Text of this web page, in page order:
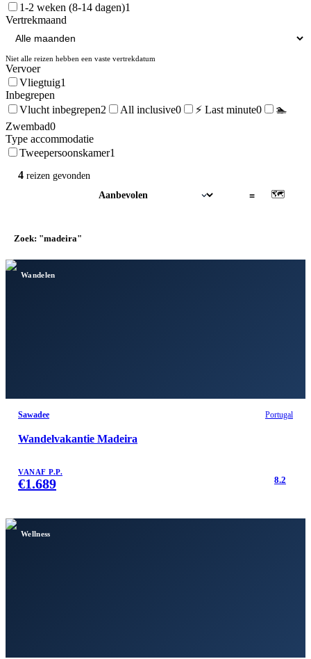
1-2 weken (8-14 dagen)1
Vertrekmaand
Niet alle reizen hebben een vaste vertrekdatum
Vervoer
Vliegtuig1
Inbegrepen
Vlucht inbegrepen2 All inclusive0 ⚡ Last minute0
🏊
Zwembad0
Type accommodatie
Tweepersoonskamer1
4 reizen gevonden
≡ 🗺
Zoek: "madeira"
Wandelen
Sawadee Portugal
Wandelvakantie Madeira
VANAF P.P.
€1.689 8.2
Wellness